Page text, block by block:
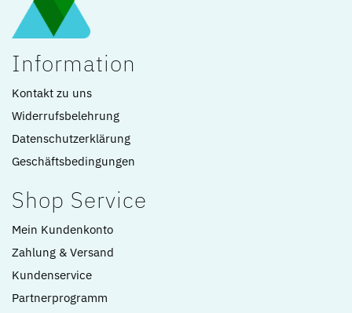
Information
Kontakt zu uns
Widerrufsbelehrung
Datenschutzerklärung
Geschäftsbedingungen
Shop Service
Mein Kundenkonto
Zahlung & Versand
Kundenservice
Partnerprogramm